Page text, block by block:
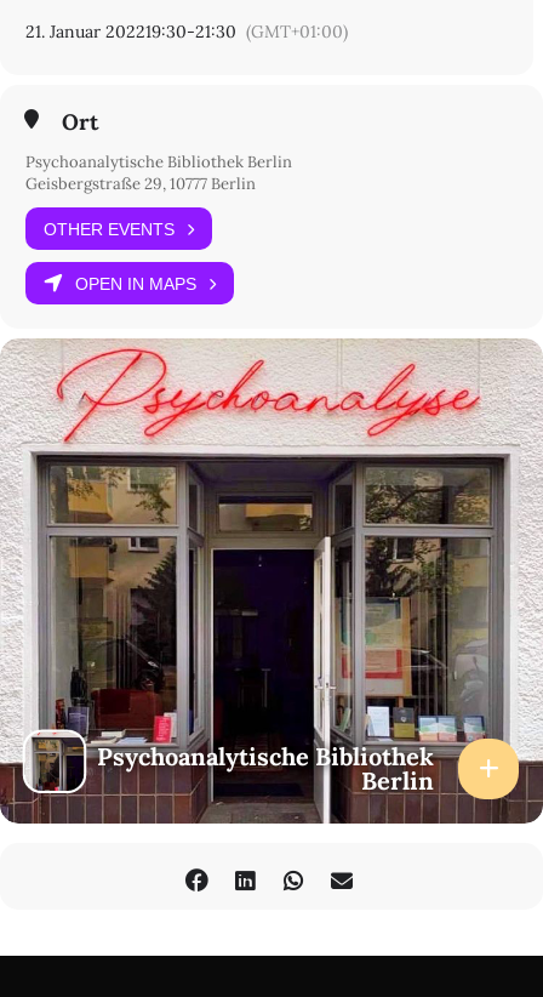
21. Januar 202219:30-21:30 (GMT+01:00)
Ort
Psychoanalytische Bibliothek Berlin
Geisbergstraße 29, 10777 Berlin
OTHER EVENTS
OPEN IN MAPS
Psychoanalytische Bibliothek
Berlin